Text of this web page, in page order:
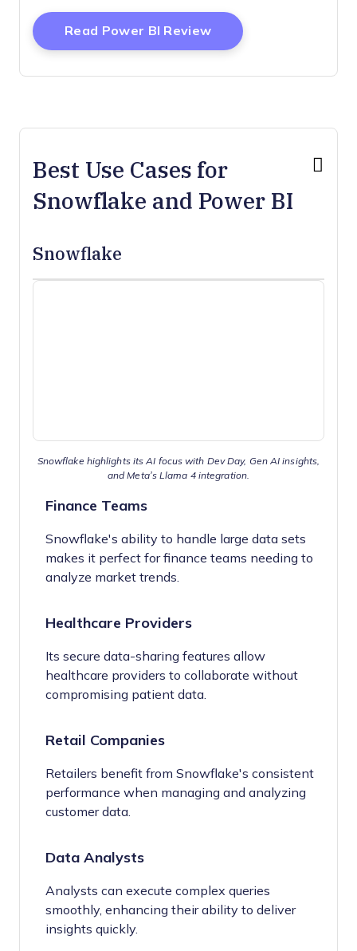
Read Power BI ReviewOpens New Window
Best Use Cases for
Snowflake and Power BI
Snowflake
Snowflake highlights its AI focus with Dev Day, Gen AI insights,
and Meta’s Llama 4 integration.
Finance Teams
Snowflake's ability to handle large data sets
makes it perfect for finance teams needing to
analyze market trends.
Healthcare Providers
Its secure data-sharing features allow
healthcare providers to collaborate without
compromising patient data.
Retail Companies
Retailers benefit from Snowflake's consistent
performance when managing and analyzing
customer data.
Data Analysts
Analysts can execute complex queries
smoothly, enhancing their ability to deliver
insights quickly.